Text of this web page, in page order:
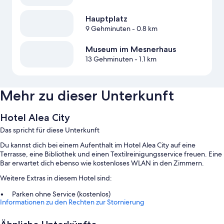
Hauptplatz
9 Gehminuten- 0.8 km
Museum im Mesnerhaus
13 Gehminuten- 1.1 km
Mehr zu dieser Unterkunft
Hotel Alea City
Das spricht für diese Unterkunft
Du kannst dich bei einem Aufenthalt im Hotel Alea City auf eine
Terrasse, eine Bibliothek und einen Textilreinigungsservice freuen. Eine
Bar erwartet dich ebenso wie kostenloses WLAN in den Zimmern.
Weitere Extras in diesem Hotel sind:
Parken ohne Service (kostenlos)
Ein Frühstücksbuffet (gegen Aufpreis), Express-Check-out und
Informationen zu den Rechten zur Stornierung